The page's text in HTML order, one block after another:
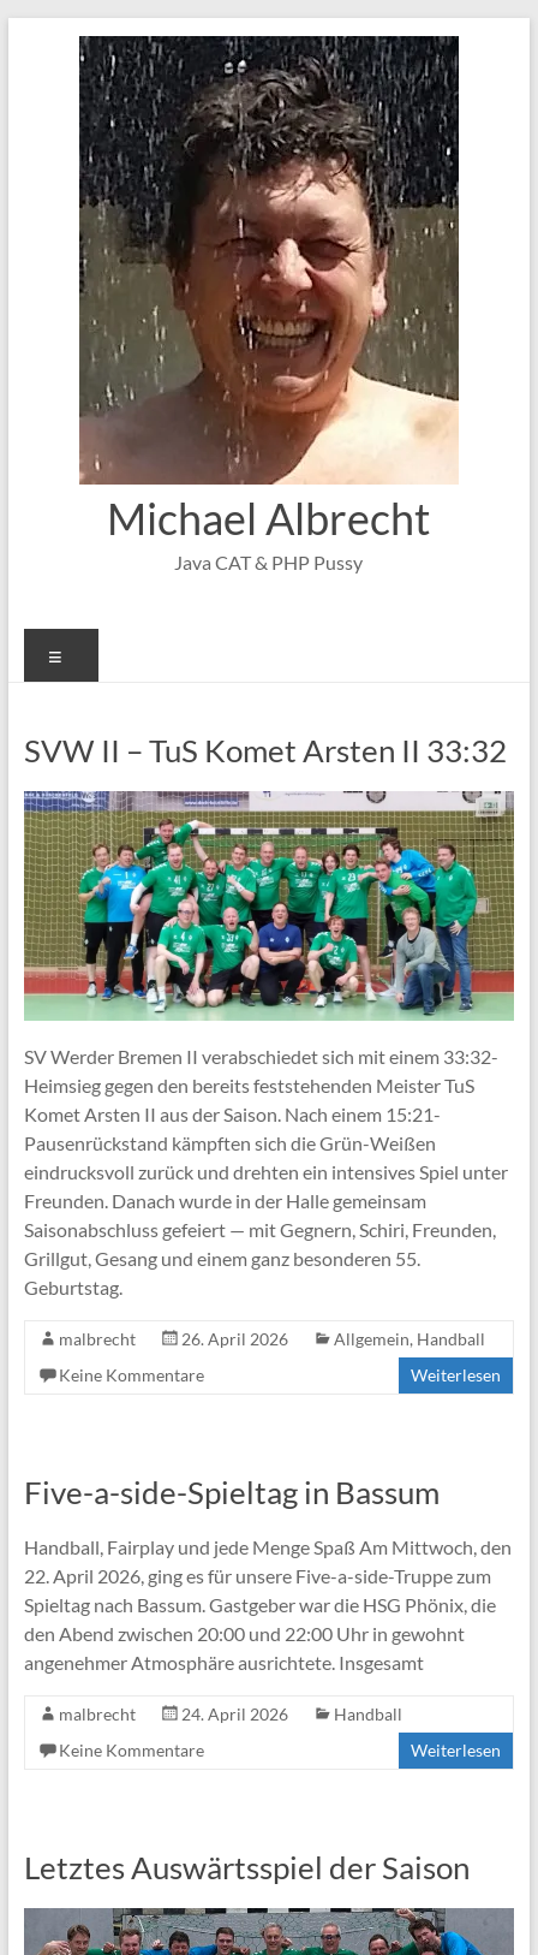
Michael Albrecht
Java CAT & PHP Pussy
SVW II – TuS Komet Arsten II 33:32
SV Werder Bremen II verabschiedet sich mit einem 33:32-
Heimsieg gegen den bereits feststehenden Meister TuS
Komet Arsten II aus der Saison. Nach einem 15:21-
Pausenrückstand kämpften sich die Grün-Weißen
eindrucksvoll zurück und drehten ein intensives Spiel unter
Freunden. Danach wurde in der Halle gemeinsam
Saisonabschluss gefeiert — mit Gegnern, Schiri, Freunden,
Grillgut, Gesang und einem ganz besonderen 55.
Geburtstag.
malbrecht 26. April 2026 Allgemein, Handball
Keine Kommentare
Weiterlesen
Five-a-side-Spieltag in Bassum
Handball, Fairplay und jede Menge Spaß Am Mittwoch, den
22. April 2026, ging es für unsere Five-a-side-Truppe zum
Spieltag nach Bassum. Gastgeber war die HSG Phönix, die
den Abend zwischen 20:00 und 22:00 Uhr in gewohnt
angenehmer Atmosphäre ausrichtete. Insgesamt
malbrecht 24. April 2026
Handball
Keine Kommentare
Weiterlesen
Letztes Auswärtsspiel der Saison